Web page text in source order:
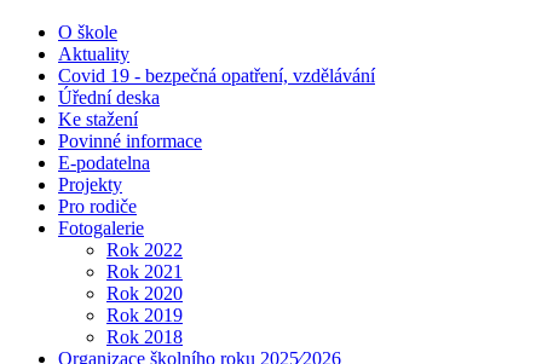
O škole
Aktuality
Covid 19 - bezpečná opatření, vzdělávání
Úřední deska
Ke stažení
Povinné informace
E-podatelna
Projekty
Pro rodiče
Fotogalerie
Rok 2022
Rok 2021
Rok 2020
Rok 2019
Rok 2018
Organizace školního roku 2025⁄2026